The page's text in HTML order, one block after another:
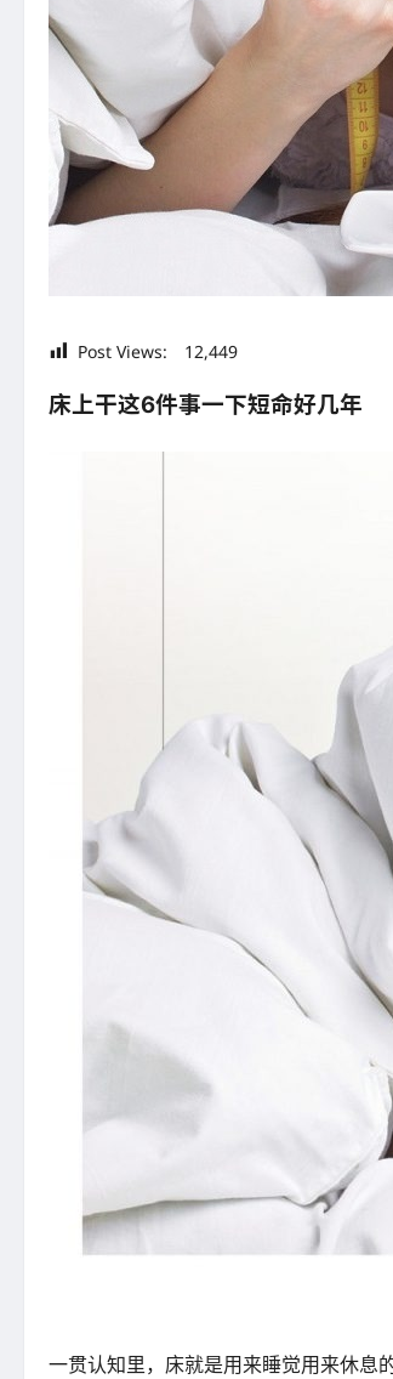
Post Views: 12,449
床上干这6件事一下短命好几年
一贯认知里，床就是用来睡觉用来休息的